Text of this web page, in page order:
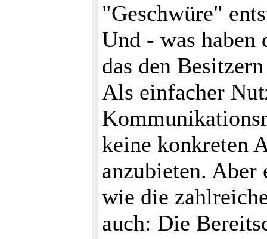
"Geschwüre"
Und - was haben
das den
Als einfacher
keine konkreten
anzubieten. Aber
wie die
auch: Die